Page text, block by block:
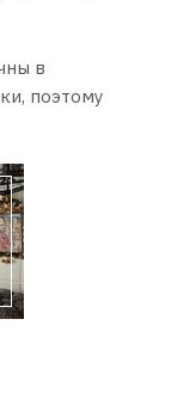
в
поэтому